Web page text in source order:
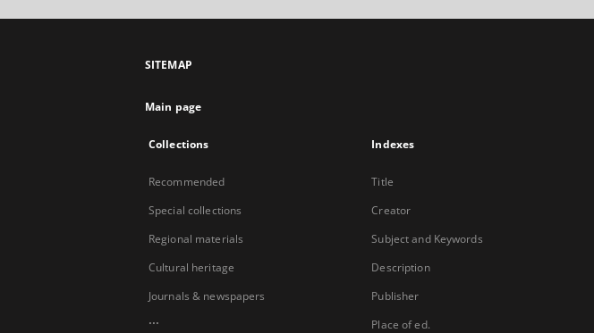
SITEMAP
Main page
Collections
Recommended
Special collections
Regional materials
Cultural heritage
Journals & newspapers
...
Indexes
Title
Creator
Subject and Keywords
Description
Publisher
Place of ed.